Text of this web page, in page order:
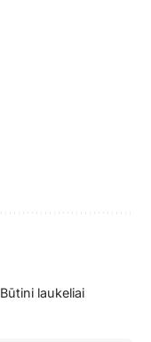
Būtini laukeliai